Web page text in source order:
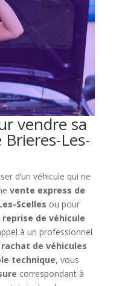
vendre sa
Les-
d’un véhicule qui ne
vente express de
Scelles ou pour
de véhicule
à un professionnel
de véhicules
technique, vous
correspondant à